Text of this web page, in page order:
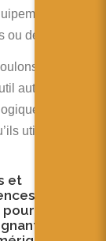
ou des livres.
redonner
auteur qui
utilisent déjà
et
est
toi, le